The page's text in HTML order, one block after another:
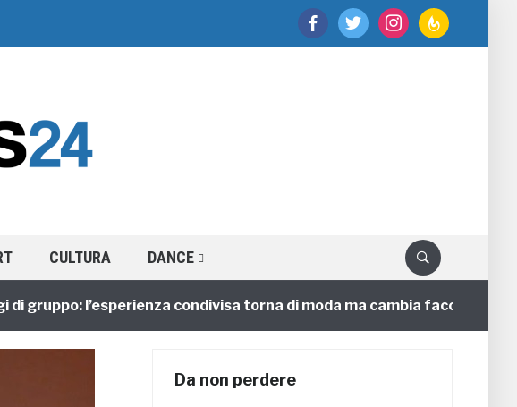
facebooktwitter instagramfeedburner
CULTURA DANCE
l’esperienza condivisa torna di moda ma cambia faccia
Da non perdere